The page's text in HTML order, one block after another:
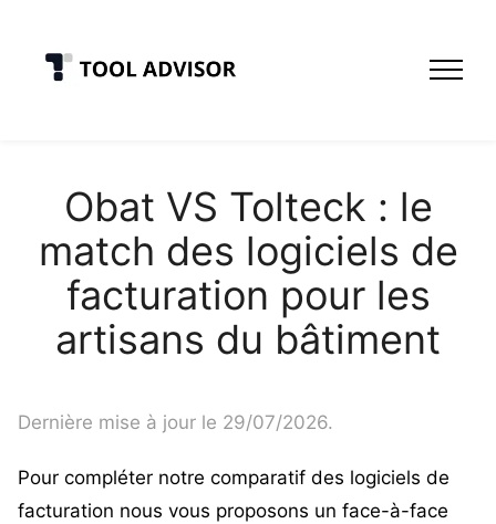
content
Obat VS Tolteck : le
match des logiciels de
facturation pour les
artisans du bâtiment
Dernière mise à jour le 29/07/2026.
Pour compléter notre comparatif des logiciels de
facturation nous vous proposons un face-à-face